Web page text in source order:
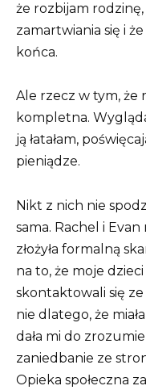
że rozbijam
zamartwiania się i
końca.
Ale rzecz w tym, że
kompletna.
ją łatałam,
pieniądze.
Nikt z nich nie
sama. Rachel i
złożyła formalną
na to, że moje
skontaktowali się
nie dlatego, że
dała mi do
zaniedbanie ze
Opieka społeczna